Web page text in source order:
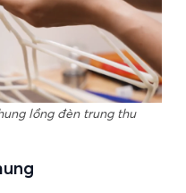
lồng đèn trung thu